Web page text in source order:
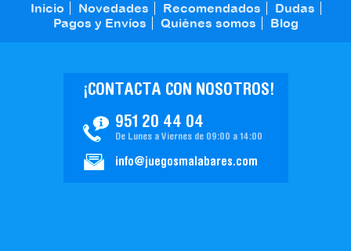
Inicio Novedades Recomendados
Dudas
Pagos y Envíos
Quiénes somos Blog
951 20 44 04
¡CONTACTA CON NOSOTROS!
De Lunes a Viernes de 09:00 a 14:00
info@juegosmalabares.com